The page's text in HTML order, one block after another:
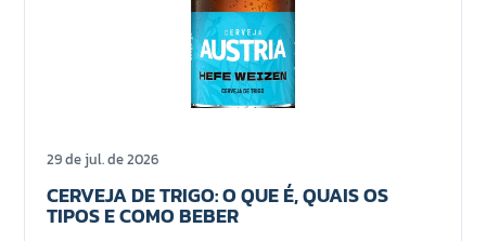
29 de jul. de 2026
CERVEJA DE TRIGO: O QUE É, QUAIS OS
TIPOS E COMO BEBER